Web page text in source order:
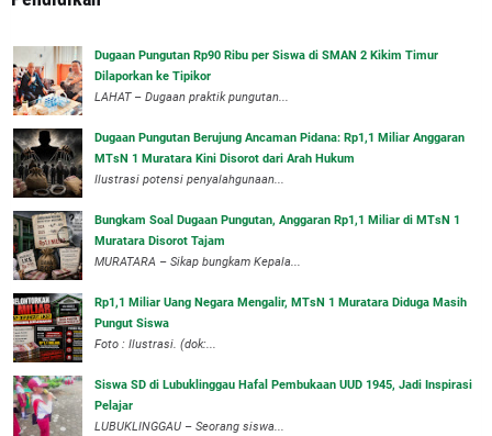
Dugaan Pungutan Rp90 Ribu per Siswa di SMAN 2 Kikim Timur
Dilaporkan ke Tipikor
LAHAT – Dugaan praktik pungutan...
Dugaan Pungutan Berujung Ancaman Pidana: Rp1,1 Miliar Anggaran
MTsN 1 Muratara Kini Disorot dari Arah Hukum
Ilustrasi potensi penyalahgunaan...
Bungkam Soal Dugaan Pungutan, Anggaran Rp1,1 Miliar di MTsN 1
Muratara Disorot Tajam
‎MURATARA – Sikap bungkam Kepala...
‎Rp1,1 Miliar Uang Negara Mengalir, MTsN 1 Muratara Diduga Masih
Pungut Siswa
Foto : Ilustrasi. (dok:...
Siswa SD di Lubuklinggau Hafal Pembukaan UUD 1945, Jadi Inspirasi
Pelajar
LUBUKLINGGAU – Seorang siswa...